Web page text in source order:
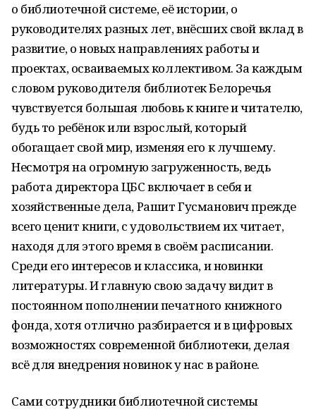
о библиотечной системе, её истории, о
руководителях разных лет, внёсших свой вклад в
развитие, о новых направлениях работы и
проектах, осваиваемых коллективом. За каждым
словом руководителя библиотек Белоречья
чувствуется большая любовь к книге и читателю,
будь то ребёнок или взрослый, который
обогащает свой мир, изменяя его к лучшему.
Несмотря на огромную загруженность, ведь
работа директора ЦБС включает в себя и
хозяйственные дела, Рашит Гусманович прежде
всего ценит книги, с удовольствием их читает,
находя для этого время в своём расписании.
Среди его интересов и классика, и новинки
литературы. И главную свою задачу видит в
постоянном пополнении печатного книжного
фонда, хотя отлично разбирается и в цифровых
возможностях современной библиотеки, делая
всё для внедрения новинок у нас в районе.
Сами сотрудники библиотечной системы